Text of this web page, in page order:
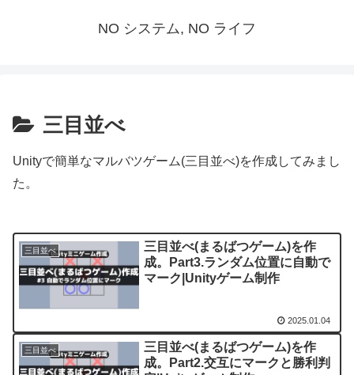
NO システム, NO ライフ
三目並べ
Unityで簡単なマルバツゲーム(三目並べ)を作成してみまし
た。
三目並べ
三目並べ(まるばつゲーム)を作
成。Part3.ランダム位置に自動で
マーク|Unityゲーム制作
2025.01.04
三目並べ
三目並べ(まるばつゲーム)を作
成。Part2.交互にマークと勝利判